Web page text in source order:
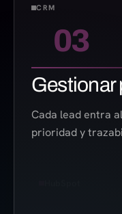
CRM
03
Gestionar
Cada lead entra
prioridad y